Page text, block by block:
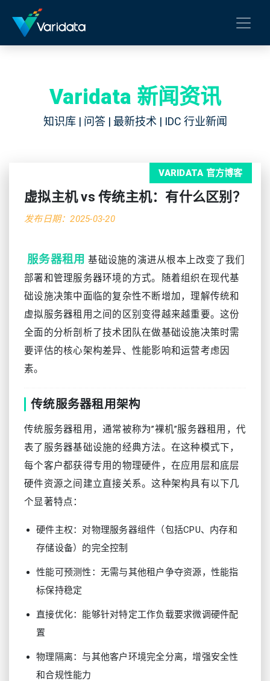
Varidata 新闻资讯
知识库 | 问答 | 最新技术 | IDC 行业新闻
VARIDATA 官方博客
虚拟主机 vs 传统主机：有什么区别？
发布日期：2025-03-20
服务器租用 基础设施的演进从根本上改变了我们
部署和管理服务器环境的方式。随着组织在现代基
础设施决策中面临的复杂性不断增加，理解传统和
虚拟服务器租用之间的区别变得越来越重要。这份
全面的分析剖析了技术团队在做基础设施决策时需
要评估的核心架构差异、性能影响和运营考虑因
素。
传统服务器租用架构
传统服务器租用，通常被称为”裸机”服务器租用，代
表了服务器基础设施的经典方法。在这种模式下，
每个客户都获得专用的物理硬件，在应用层和底层
硬件资源之间建立直接关系。这种架构具有以下几
个显著特点：
硬件主权：对物理服务器组件（包括CPU、内存和
存储设备）的完全控制
性能可预测性：无需与其他租户争夺资源，性能指
标保持稳定
直接优化：能够针对特定工作负载要求微调硬件配
置
物理隔离：与其他客户环境完全分离，增强安全性
和合规性能力